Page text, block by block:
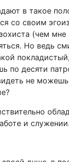
в такое
со своим
(чем
Но ведь
по десяти
не можешь
и служении.